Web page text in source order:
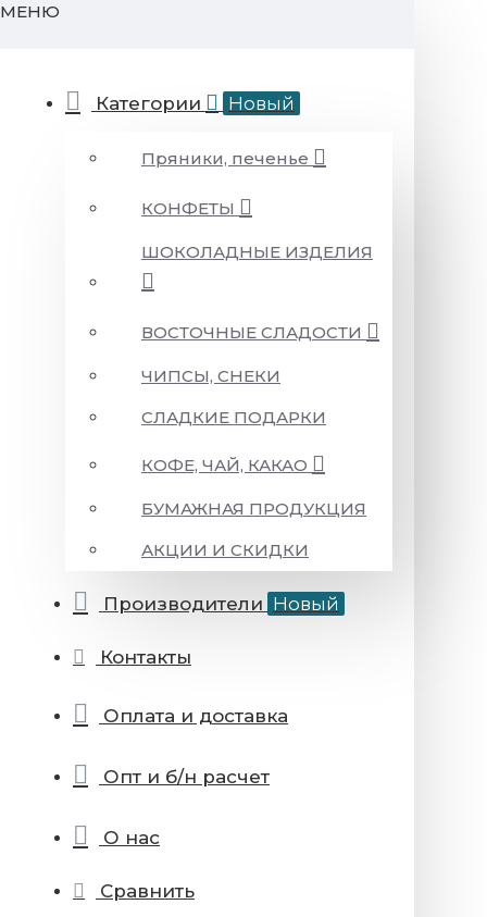
МЕНЮ
Категории Новый
Пряники, печенье
КОНФЕТЫ
ШОКОЛАДНЫЕ ИЗДЕЛИЯ
ВОСТОЧНЫЕ СЛАДОСТИ
ЧИПСЫ, СНЕКИ
СЛАДКИЕ ПОДАРКИ
КОФЕ, ЧАЙ, КАКАО
БУМАЖНАЯ ПРОДУКЦИЯ
АКЦИИ И СКИДКИ
Производители Новый
Контакты
Оплата и доставка
Опт и б/н расчет
О нас
Сравнить